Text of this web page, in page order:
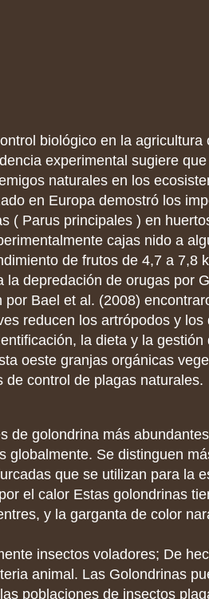
biológico en la agricultura
experimental sugiere
naturales en los
en Europa demostró los
( Parus principales ) en
cajas nido a
de frutos de 4,7 a 7,8
la depredación de orugas por
Bael et al. (2008)
reducen los artrópodos y los
la dieta y la gestión
oeste granjas orgánicas
de control de plagas naturales.
de golondrina más
globalmente. Se distinguen
que se utilizan para la
el calor Estas golondrinas
y la garganta de color
insectos voladores; De
animal. Las Golondrinas
poblaciones de insectos